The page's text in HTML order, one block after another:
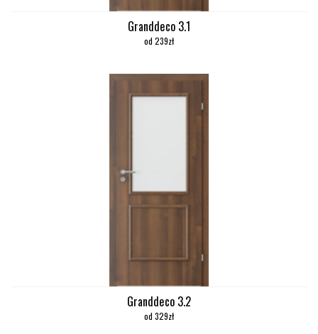
Granddeco 3.1
od 239zł
Granddeco 3.2
od 329zł